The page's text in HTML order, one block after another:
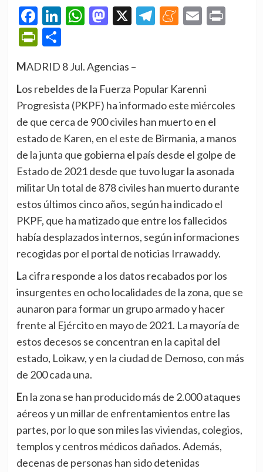
Facebook
LinkedIn
WhatsApp
Mastodon
X Telegram
Meneame
Email
PrintFriendly
Compartir
MADRID 8 Jul. Agencias –
Los rebeldes de la Fuerza Popular Karenni
Progresista (PKPF) ha informado este miércoles
de que cerca de 900 civiles han muerto en el
estado de Karen, en el este de Birmania, a manos
de la junta que gobierna el país desde el golpe de
Estado de 2021 desde que tuvo lugar la asonada
militar Un total de 878 civiles han muerto durante
estos últimos cinco años, según ha indicado el
PKPF, que ha matizado que entre los fallecidos
había desplazados internos, según informaciones
recogidas por el portal de noticias Irrawaddy.
La cifra responde a los datos recabados por los
insurgentes en ocho localidades de la zona, que se
aunaron para formar un grupo armado y hacer
frente al Ejército en mayo de 2021. La mayoría de
estos decesos se concentran en la capital del
estado, Loikaw, y en la ciudad de Demoso, con más
de 200 cada una.
En la zona se han producido más de 2.000 ataques
aéreos y un millar de enfrentamientos entre las
partes, por lo que son miles las viviendas, colegios,
templos y centros médicos dañados. Además,
decenas de personas han sido detenidas